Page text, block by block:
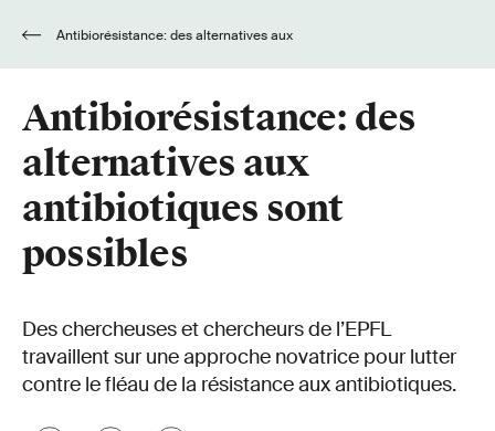
Antibiorésistance: des
alternatives aux
antibiotiques sont
possibles
Des chercheuses et chercheurs de l’EPFL
travaillent sur une approche novatrice pour lutter
contre le fléau de la résistance aux antibiotiques.